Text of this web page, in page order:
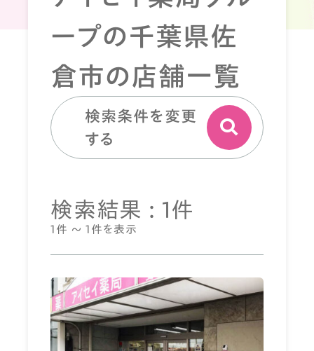
ープの千葉県佐
倉市の店舗一覧
検索条件を変更
する
検索結果 : 1件
1件 ～ 1件を表示